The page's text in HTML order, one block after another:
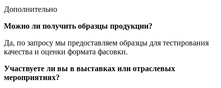
Дополнительно
Можно ли получить образцы продукции?
Да, по запросу мы предоставляем образцы для тестирования
качества и оценки формата фасовки.
Участвуете ли вы в выставках или отраслевых
мероприятиях?